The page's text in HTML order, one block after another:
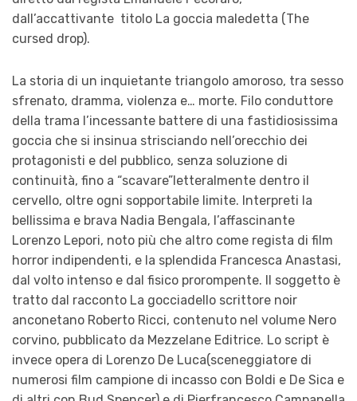
dall’accattivante titolo La goccia maledetta (The
cursed drop).
La storia di un inquietante triangolo amoroso, tra sesso
sfrenato, dramma, violenza e… morte. Filo conduttore
della trama l’incessante battere di una fastidiosissima
goccia che si insinua strisciando nell’orecchio dei
protagonisti e del pubblico, senza soluzione di
continuità, fino a “scavare”letteralmente dentro il
cervello, oltre ogni sopportabile limite. Interpreti la
bellissima e brava Nadia Bengala, l’affascinante
Lorenzo Lepori, noto più che altro come regista di film
horror indipendenti, e la splendida Francesca Anastasi,
dal volto intenso e dal fisico prorompente. Il soggetto è
tratto dal racconto La gocciadello scrittore noir
anconetano Roberto Ricci, contenuto nel volume Nero
corvino, pubblicato da Mezzelane Editrice. Lo script è
invece opera di Lorenzo De Luca(sceneggiatore di
numerosi film campione di incasso con Boldi e De Sica e